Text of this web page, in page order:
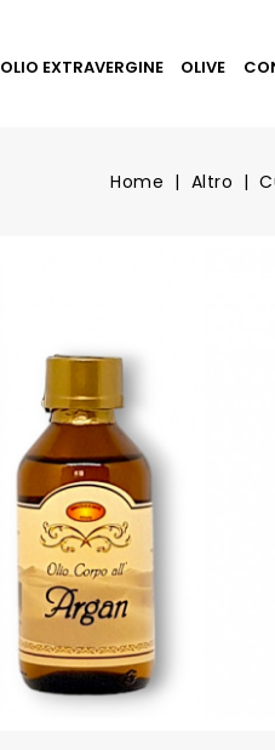
OLIO EXTRAVERGINE OLIVE
Home Altro